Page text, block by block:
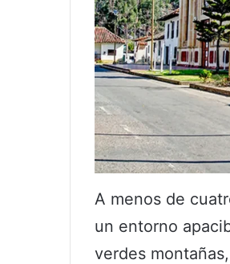
A menos de
un entorno
verdes